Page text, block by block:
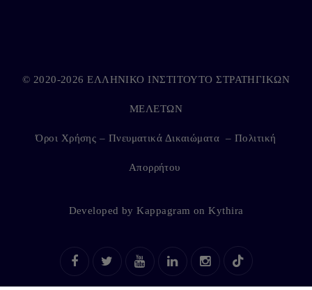
© 2020-2026 ΕΛΛΗΝΙΚΟ ΙΝΣΤΙΤΟΥΤΟ ΣΤΡΑΤΗΓΙΚΩΝ
ΜΕΛΕΤΩΝ
Όροι Χρήσης – Πνευματικά Δικαιώματα – Πολιτική
Απορρήτου
Developed byKappagram onKythira